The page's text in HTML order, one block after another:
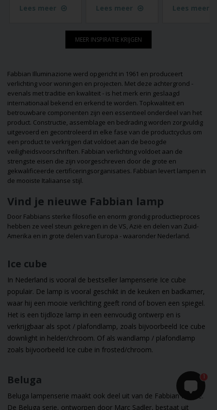
lampen in je interieur
Lees meer
hier is Fuse Portable
Lees meer
shop.nl. Zie hoe
ideeën die laten
hoe verlichting
functioneel als
decoratief kan
Misschien vind je
je volgende
interieuridee!
Lees meer
MEER INSPIRATIE KRIJGEN
Fabbian Illuminazione werd opgericht in 1961 en produceert
verlichting voor woningen en projecten. Met deze achtergrond -
evenals met traditie en kwaliteit - is het merk erin geslaagd
internationaal bekend en erkend te worden. Topkwaliteit en
betrouwbare componenten zijn een essentieel onderdeel van het
product. Constructie, assemblage en bedrading worden zorgvuldig
uitgevoerd en gecontroleerd in elke fase van de productcyclus om
een product te verkrijgen dat voldoet aan de beoogde
veiligheidsvoorschriften. Fabbian verlichting voldoet aan de
strengste eisen die zijn voorgeschreven door de grote en
gekwalificeerde certificeringsorganisaties. Fabbian levert lampen in
de mooiste Italiaanse stijl.
Vind je nieuwe Fabbian lamp
Door Fabbians sterke filosofie en enorm grondig productieproces
hebben ze veel steun gekregen in de VS, Azië en delen van Zuid-
Amerika en in grote delen van Europa - waaronder Nederland.
Ice cube
In Nederland is vooral de bestseller lampenserie Ice cube
populair. De lamp is vooral geschikt in de keuken en badkamer,
waar hij een mooie verlichting geeft rond of boven een spiegel.
Het is een tijdloze lamp in een eenvoudig ontwerp en is
verkrijgbaar als spot / plafondlamp, zoals bijvoorbeeld Ice cube
downlight in helder/chroom. Of als wandlamp / plafondlamp
zoals bijvoorbeeld Ice cube in frosted/chroom.
Beluga
Beluga lampenserie maakt ook deel uit van de Fabbianfamilie.
De Beluga serie, ontworpen door Marc Sadler, bestaat uit
1